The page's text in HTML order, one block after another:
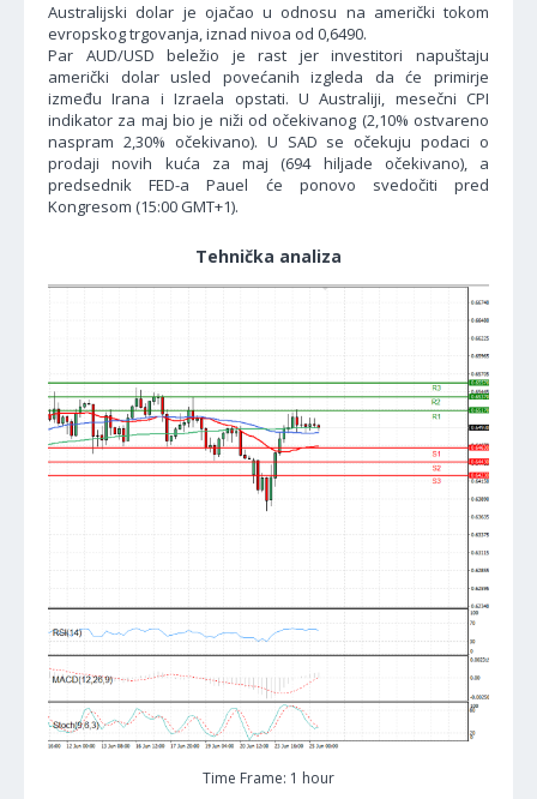
Australijski dolar je ojačao u odnosu na američki tokom
evropskog trgovanja, iznad nivoa od 0,6490.
Par AUD/USD beležio je rast jer investitori napuštaju
američki dolar usled povećanih izgleda da će primirje
između Irana i Izraela opstati. U Australiji, mesečni CPI
indikator za maj bio je niži od očekivanog (2,10% ostvareno
naspram 2,30% očekivano). U SAD se očekuju podaci o
prodaji novih kuća za maj (694 hiljade očekivano), a
predsednik FED-a Pauel će ponovo svedočiti pred
Kongresom (15:00 GMT+1).
Tehnička analiza
Time Frame: 1 hour